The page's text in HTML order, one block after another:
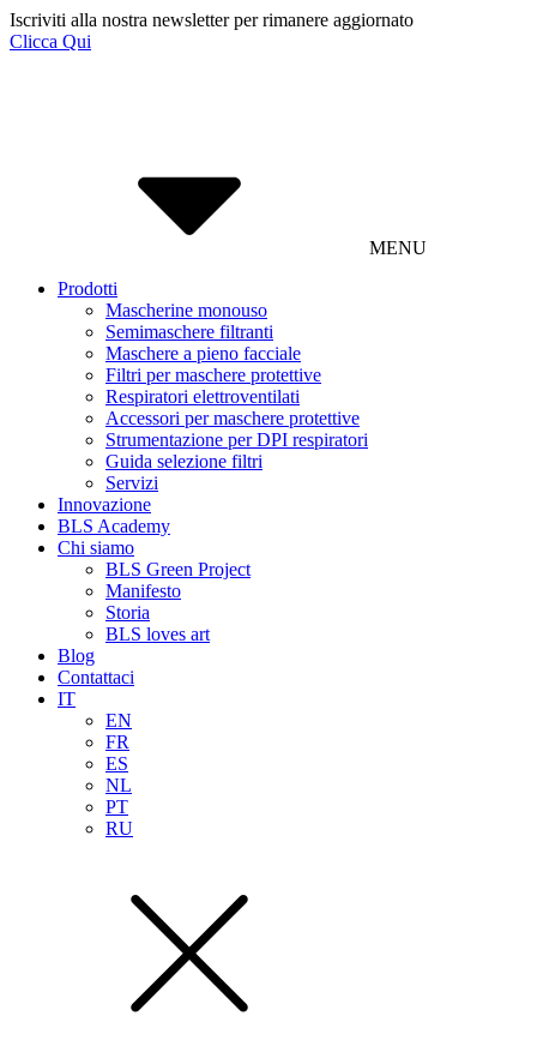
Iscriviti alla nostra newsletter per rimanere aggiornato
Clicca Qui
MENU
Prodotti
Mascherine monouso
Semimaschere filtranti
Maschere a pieno facciale
Filtri per maschere protettive
Respiratori elettroventilati
Accessori per maschere protettive
Strumentazione per DPI respiratori
Guida selezione filtri
Servizi
Innovazione
BLS Academy
Chi siamo
BLS Green Project
Manifesto
Storia
BLS loves art
Blog
Contattaci
IT
EN
FR
ES
NL
PT
RU